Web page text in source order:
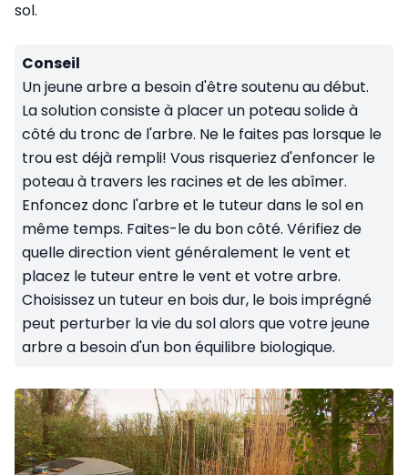
sol.
Conseil
Un jeune arbre a besoin d'être soutenu au début.
La solution consiste à placer un poteau solide à
côté du tronc de l'arbre. Ne le faites pas lorsque le
trou est déjà rempli! Vous risqueriez d'enfoncer le
poteau à travers les racines et de les abîmer.
Enfoncez donc l'arbre et le tuteur dans le sol en
même temps. Faites-le du bon côté. Vérifiez de
quelle direction vient généralement le vent et
placez le tuteur entre le vent et votre arbre.
Choisissez un tuteur en bois dur, le bois imprégné
peut perturber la vie du sol alors que votre jeune
arbre a besoin d'un bon équilibre biologique.